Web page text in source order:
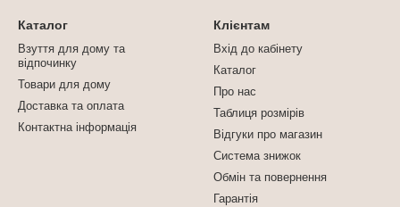
так і дуже теплі для найхолодніших днів зими;
можна віддати свою перевагу й адаптивним моделям;
особистих уподобань.
зручні, а отже, потрібно звертати увагу на розмір.
під вашу ногу. У будь-якому випадкузакриті жіночі тапочки
Каталог
Взуття для дому та
відпочинку
Товари для дому
Доставка та оплата
Контактна інформація
Клієнтам
Вхід до кабінету
Каталог
Про нас
Таблиця розмірів
Відгуки про магазин
Система знижок
Обмін та повернення
Гарантія